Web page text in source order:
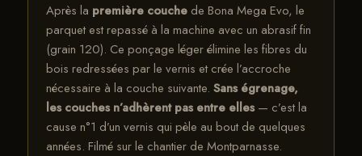
Après la première couche de Bona Mega Evo, le
parquet est repassé à la machine avec un abrasif fin
(grain 120). Ce ponçage léger élimine les fibres du
bois redressées par le vernis et crée l’accroche
nécessaire à la couche suivante.Sans égrenage,
les couches n’adhèrent pas entre elles— c’est la
cause n°1 d’un vernis qui pèle au bout de quelques
années. Filmé sur le chantier de Montparnasse.